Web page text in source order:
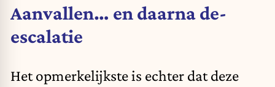
Aanvallen… en daarna de-
escalatie
Het opmerkelijkste is echter dat deze